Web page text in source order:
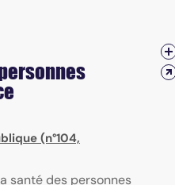
(n°104,
santé des personnes